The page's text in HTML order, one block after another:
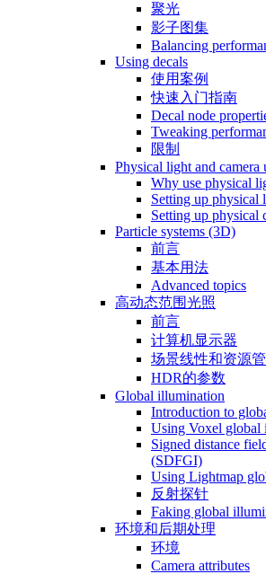
聚光
影子图集
Balancing
Using decals
使用案例
快速入门指南
Decal node
Tweaking
限制
Physical light and camera
Why use physical
Setting up physical
Setting up physical
Particle systems (3D)
前言
基本用法
Advanced topics
高动态范围光照
前言
计算机显示器
场景线性和资源
HDR的参数
Global illumination
Introduction to
Using Voxel global
Signed distance
(SDFGI)
Using Lightmap
反射探针
Faking global
环境和后期处理
环境
Camera attributes